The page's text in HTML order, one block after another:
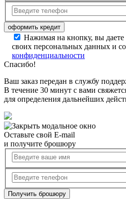
Нажимая на кнопку, вы даете
своих персональных данных и
конфиденциальности
Спасибо!
Ваш заказ передан в службу
В течение 30 минут с вами
для определения дальнейших
Оставьте свой E-mail
и получите брошюру